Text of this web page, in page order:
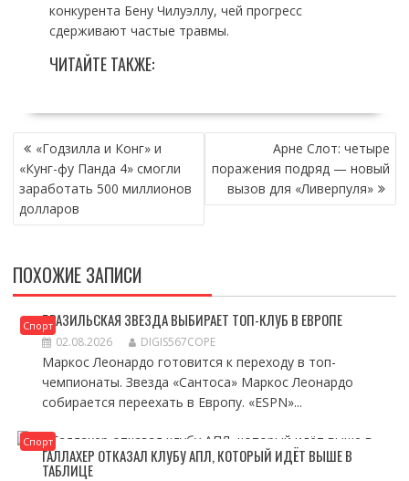
конкурента Бену Чилуэллу, чей прогресс
сдерживают частые травмы.
ЧИТАЙТЕ ТАКЖЕ:
НАВИГАЦИЯ
ПО
ЗАПИСЯМ
«Годзилла и Конг» и
«Кунг-фу Панда 4» смогли
заработать 500 миллионов
долларов
Арне Слот: четыре
поражения подряд — новый
вызов для «Ливерпуля»
ПОХОЖИЕ ЗАПИСИ
СпортБРАЗИЛЬСКАЯ ЗВЕЗДА ВЫБИРАЕТ ТОП-КЛУБ В ЕВРОПЕ
02.08.2026 DIGIS567COPE
Маркос Леонардо готовится к переходу в топ-
чемпионаты. Звезда «Сантоса» Маркос Леонардо
собирается переехать в Европу. «ESPN»...
Спорт
ГАЛЛАХЕР ОТКАЗАЛ КЛУБУ АПЛ, КОТОРЫЙ ИДЁТ ВЫШЕ В
ТАБЛИЦЕ